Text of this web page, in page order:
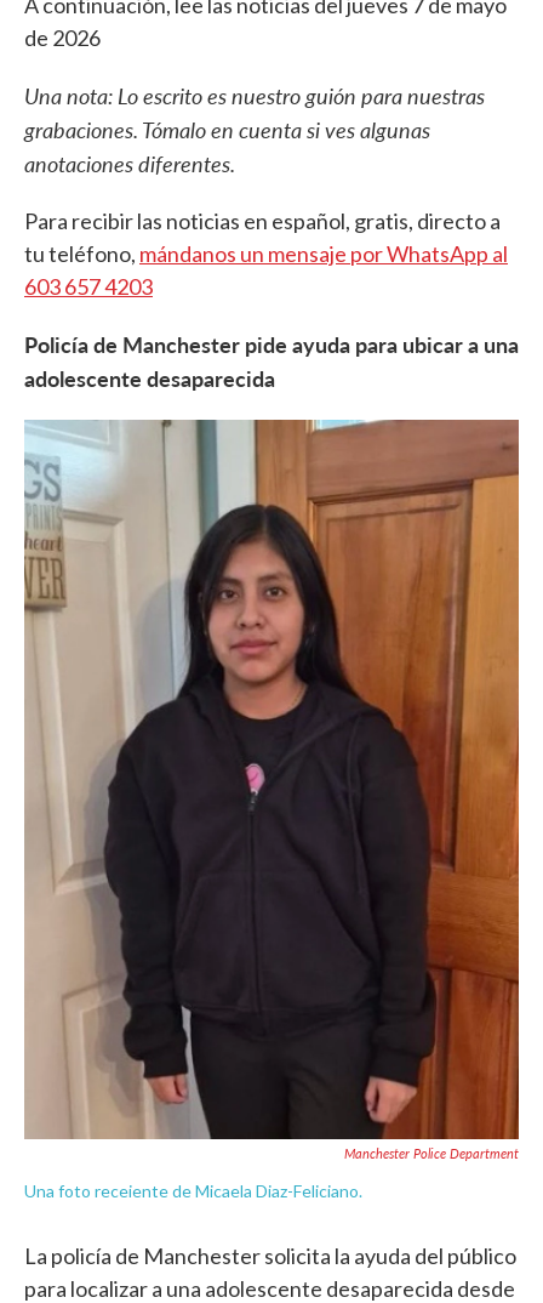
de 2026
Una nota: Lo escrito es nuestro guión para nuestras
grabaciones. Tómalo en cuenta si ves algunas
anotaciones diferentes.
Para recibir las noticias en español, gratis, directo a
tu teléfono, mándanos un mensaje por WhatsApp al
603 657 4203
Policía de Manchester pide ayuda para ubicar a una
adolescente desaparecida
Manchester Police Department
Una foto receiente de Micaela Diaz-Feliciano.
La policía de Manchester solicita la ayuda del público
para localizar a una adolescente desaparecida desde